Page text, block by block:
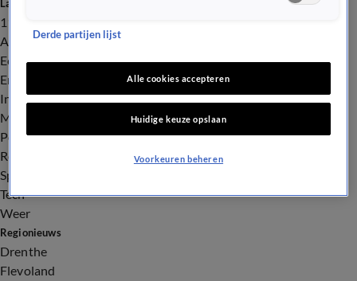
Laatste nieuws
112
Advies & Tips
Economie
Entertainment
Infrastructuur
Milieu en Gezondheid
Politiek
Royalty
Sport
Tech
Weer
Regionieuws
Drenthe
Flevoland
Derde partijen lijst
Alle cookies accepteren
Huidige keuze opslaan
Voorkeuren beheren